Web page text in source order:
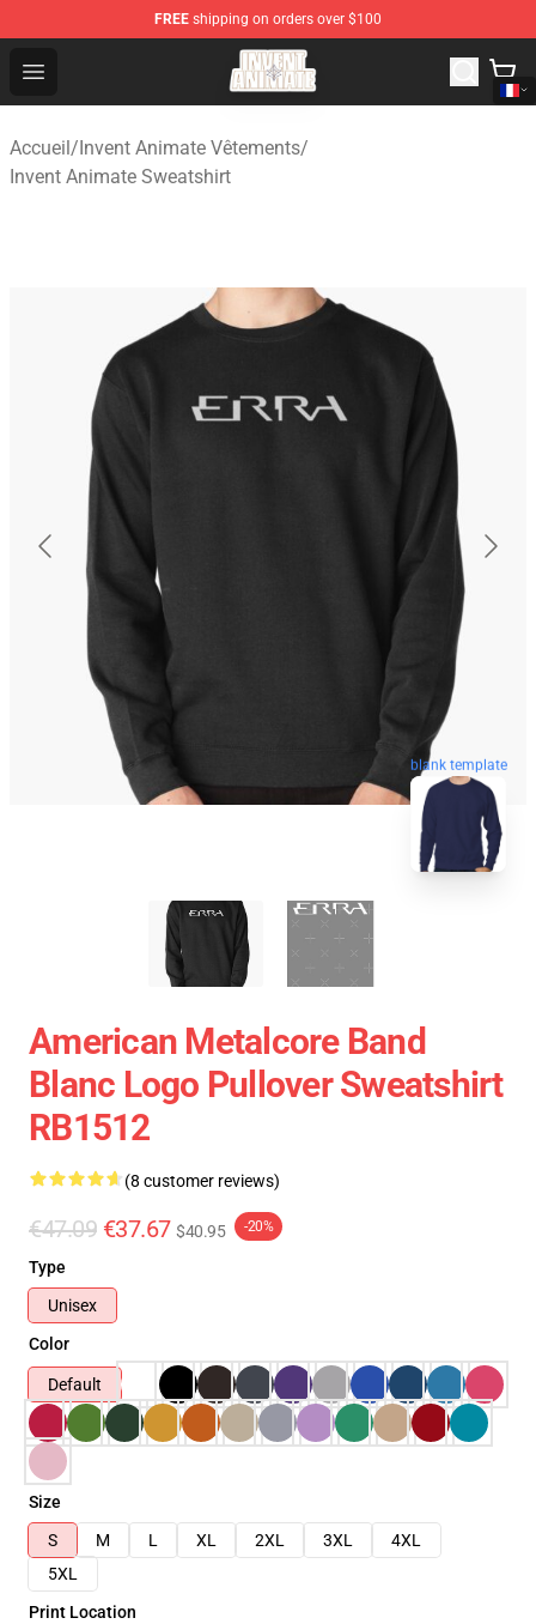
FREE shipping on orders over $100
Open menu
Invent Animate Shop - Official Invent Animate
Accueil/Invent Animate Vêtements/
Invent Animate Sweatshirt
blank template
American Metalcore Band
Blanc Logo Pullover Sweatshirt
RB1512
(8 customer reviews)
€47.09 €37.67 $40.95 -20%
Type
Unisex
Color
Default
Size
S
M L XL 2XL 3XL
4XL
5XL
Print Location